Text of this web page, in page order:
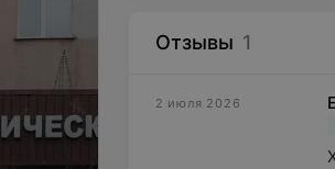
Отзывы 1
2 июля 2026